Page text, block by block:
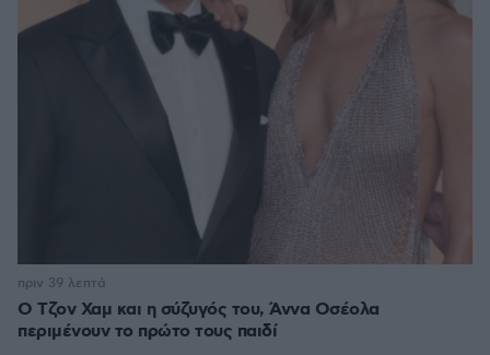
Ο Τζον Χαμ και η σύζυγός του, Άννα Οσέολα
περιμένουν το πρώτο τους παιδί
πριν 39 λεπτά